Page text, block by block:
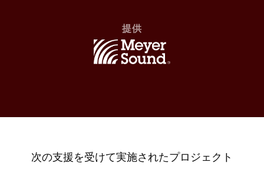
提供
次の支援を受けて実施されたプロジェクト